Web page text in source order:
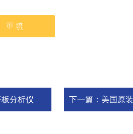
分析仪 下一篇： 美国原装